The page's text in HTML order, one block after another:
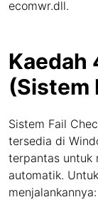
ecomwr.dll.
Kaedah
(Sistem
Sistem Fail
tersedia di
terpantas untuk
automatik.
menjalankannya: